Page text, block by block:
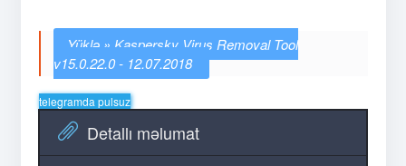
Kaspersky Virus Removal Tool
v15.0.22.0 - 12.07.2018
telegramda pulsuz
Detallı məlumat